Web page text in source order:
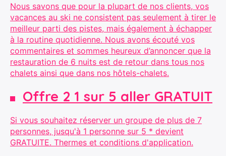
Nous savons que pour la plupart de nos clients, vos
vacances au ski ne consistent pas seulement à tirer le
meilleur parti des pistes, mais également à échapper
à la routine quotidienne. Nous avons écouté vos
commentaires et sommes heureux d’annoncer que la
restauration de 6 nuits est de retour dans tous nos
chalets ainsi que dans nos hôtels-chalets.
Offre 2 1 sur 5 aller GRATUIT
Si vous souhaitez réserver un groupe de plus de 7
personnes, jusqu'à 1 personne sur 5 * devient
GRATUITE. Thermes et conditions d'application.